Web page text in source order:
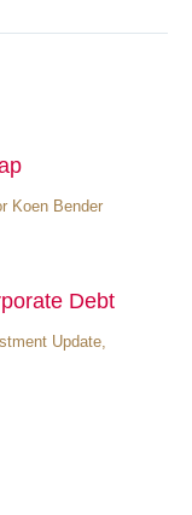
Koen Bender
Debt
Update,